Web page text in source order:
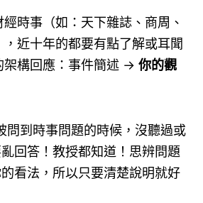
時事（如：天下雜誌、商周、
近十年的都要有點了解或耳聞
架構回應：事件簡述 → 你的觀
問到時事問題的時候，沒聽過或
回答！教授都知道！思辨問題
看法，所以只要清楚說明就好